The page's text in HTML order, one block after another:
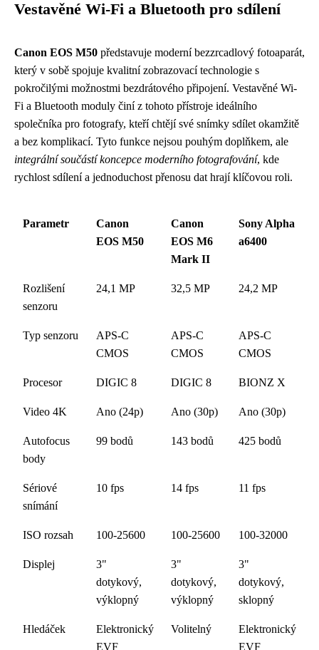
Vestavěné Wi-Fi a Bluetooth pro sdílení
Canon EOS M50 představuje moderní bezzrcadlový fotoaparát,
který v sobě spojuje kvalitní zobrazovací technologie s
pokročilými možnostmi bezdrátového připojení. Vestavěné Wi-
Fi a Bluetooth moduly činí z tohoto přístroje ideálního
společníka pro fotografy, kteří chtějí své snímky sdílet okamžitě
a bez komplikací. Tyto funkce nejsou pouhým doplňkem, ale
integrální součástí koncepce moderního fotografování, kde
rychlost sdílení a jednoduchost přenosu dat hrají klíčovou roli.
Parametr
Canon
EOS M50
Canon
EOS M6
Mark II
Sony Alpha
a6400
Rozlišení
senzoru
24,1 MP 32,5 MP 24,2 MP
Typ senzoru
APS-C
CMOS
APS-C
CMOS
APS-C
CMOS
Procesor DIGIC 8 DIGIC 8 BIONZ X
Video 4K Ano (24p) Ano (30p) Ano (30p)
Autofocus
body
99 bodů 143 bodů 425 bodů
Sériové
snímání
10 fps 14 fps 11 fps
ISO rozsah 100-25600 100-25600 100-32000
Displej
3"
dotykový,
výklopný
3"
dotykový,
výklopný
3"
dotykový,
sklopný
Hledáček
Elektronický
EVF
Volitelný
Elektronický
EVF